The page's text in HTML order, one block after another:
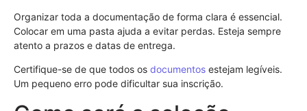
Organizar toda a documentação de forma clara é essencial.
Colocar em uma pasta ajuda a evitar perdas. Esteja sempre
atento a prazos e datas de entrega.
Certifique-se de que todos os documentos estejam legíveis.
Um pequeno erro pode dificultar sua inscrição.